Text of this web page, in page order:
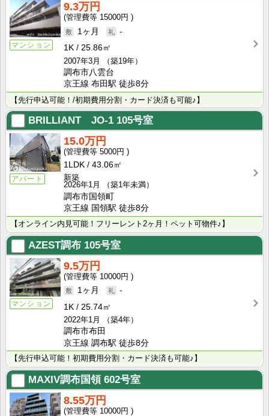
マンション
9.3万円
15000円
1ヶ月
-
1K
25.86㎡
2007年3月
（築19年）
調布市八雲台
京王線 布田駅 徒歩8分
【先行申込可能！/初期費用分割・カード決済も可能♪】
BRILLIANT JO-1 105号室
アパート
15.0万円
5000円
1LDK
43.06㎡
新築
2026年1月
（築1年未満）
調布市国領町
京王線 国領駅 徒歩8分
【オンライン内見可能！フリーレント2ヶ月！ペット可物件♪】
AZEST調布 105号室
マンション
9.5万円
10000円
1ヶ月
-
1K
25.74㎡
2022年1月
（築4年）
調布市布田
京王線 調布駅 徒歩8分
【先行申込可能！初期費用分割・カード決済も可能♪】
MAXIV調布国領 602号室
8.55万円
10000円